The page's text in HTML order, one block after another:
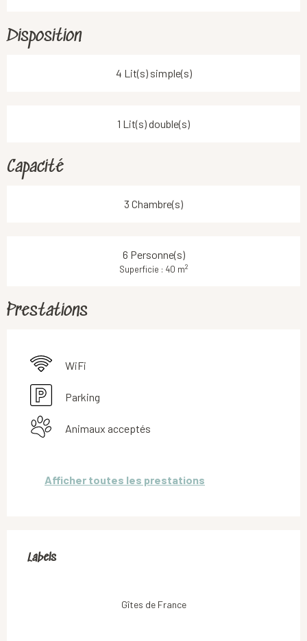
Disposition
4 Lit(s) simple(s)
1 Lit(s) double(s)
Capacité
3 Chambre(s)
6 Personne(s)
Superficie : 40 m2
Prestations
WiFi
Parking
Animaux acceptés
Afficher toutes les prestations
Labels
Labels
Gîtes de France